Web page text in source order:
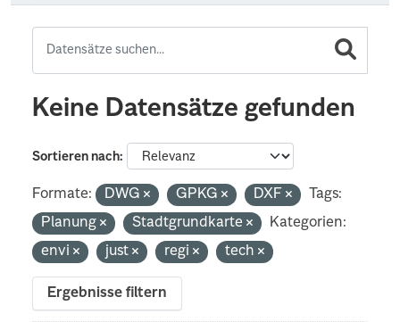
Keine Datensätze gefunden
Sortieren nach
Formate: DWG GPKG DXF
Tags:
Planung
Stadtgrundkarte
Kategorien:
envi
just regi tech
Ergebnisse filtern